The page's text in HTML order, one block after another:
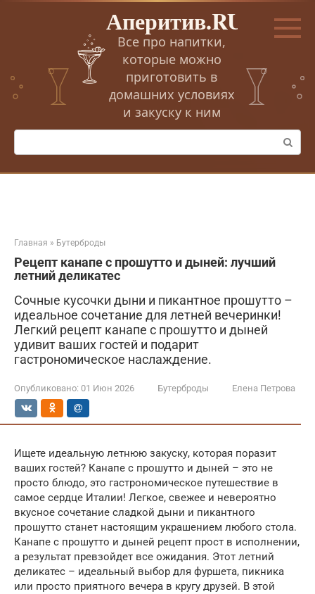
Перейти
Аперитив.RU
Все про напитки,
которые можно
приготовить в
домашних условиях
и закуску к ним
Поиск:
Главная » Бутерброды
Рецепт канапе с прошутто и дыней: лучший
летний деликатес
Сочные кусочки дыни и пикантное прошутто –
идеальное сочетание для летней вечеринки!
Легкий рецепт канапе с прошутто и дыней
удивит ваших гостей и подарит
гастрономическое наслаждение.
Опубликовано: 01 Июн 2026 Бутерброды Елена Петрова
Ищете идеальную летнюю закуску, которая поразит
ваших гостей? Канапе с прошутто и дыней – это не
просто блюдо, это гастрономическое путешествие в
самое сердце Италии! Легкое, свежее и невероятно
вкусное сочетание сладкой дыни и пикантного
прошутто станет настоящим украшением любого стола.
Канапе с прошутто и дыней рецепт прост в исполнении,
а результат превзойдет все ожидания. Этот летний
деликатес – идеальный выбор для фуршета, пикника
или просто приятного вечера в кругу друзей. В этой